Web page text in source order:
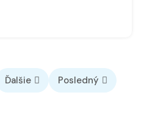
Ďalšie Posledný